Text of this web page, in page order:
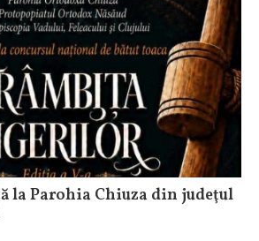
la Parohia Chiuza din judeţul